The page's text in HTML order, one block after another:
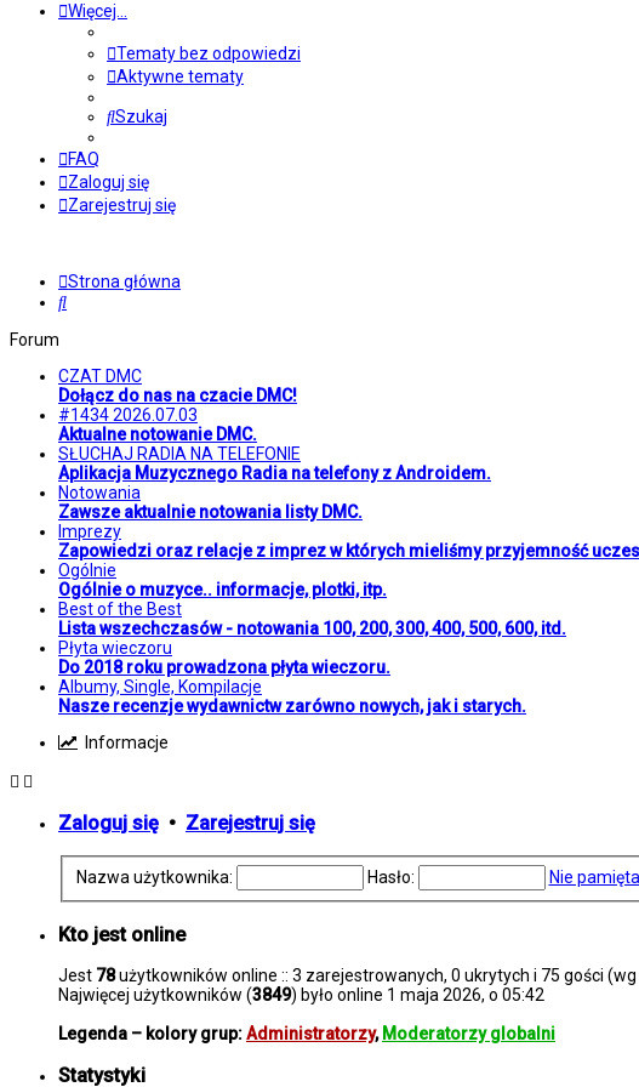
Więcej…
Tematy bez odpowiedzi
Aktywne tematy
Szukaj
FAQ
Zaloguj się
Zarejestruj się
Strona główna
Szukaj
Forum
CZAT DMC
Dołącz do nas na czacie DMC!
#1434 2026.07.03
Aktualne notowanie DMC.
SŁUCHAJ RADIA NA TELEFONIE
Aplikacja Muzycznego Radia na telefony z Androidem.
Notowania
Zawsze aktualnie notowania listy DMC.
Imprezy
Zapowiedzi oraz relacje z imprez w których mieliśmy przyjemność
Ogólnie
Ogólnie o muzyce.. informacje, plotki, itp.
Best of the Best
Lista wszechczasów - notowania 100, 200, 300, 400, 500, 600, itd.
Płyta wieczoru
Do 2018 roku prowadzona płyta wieczoru.
Albumy, Single, Kompilacje
Nasze recenzje wydawnictw zarówno nowych, jak i starych.
Informacje
Zaloguj się • Zarejestruj się
Nazwa użytkownika: Hasło: Nie
Kto jest online
Jest 78użytkowników online :: 3 zarejestrowanych, 0 ukrytych i 75 gości
Najwięcej użytkowników (3849) było online 1 maja 2026, o 05:42
Legenda – kolory grup:Administratorzy, Moderatorzy globalni
Statystyki